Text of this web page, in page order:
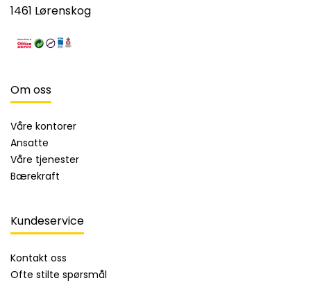
1461 Lørenskog
Om oss
Våre kontorer
Ansatte
Våre tjenester
Bærekraft
Kundeservice
Kontakt oss
Ofte stilte spørsmål